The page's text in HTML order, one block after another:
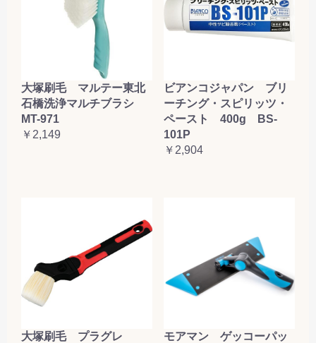
大塚刷毛 マルテー東北
石橋洗浄マルチブラシ
MT-971
￥2,149
ビアンコジャパン ブリ
ーチング・スピリッツ・
ペースト 400g BS-
101P
￥2,904
大塚刷毛 プラグレ
モアマン ゲッコーパッ